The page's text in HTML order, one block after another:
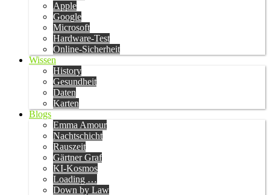
Apple
Google
Microsoft
Hardware-Test
Online-Sicherheit
Wissen
History
Gesundheit
Daten
Karten
Blogs
Emma Amour
Nachtschicht
Rauszeit
Gärtner Graf
KI-Kosmos
Loading …
Down by Law